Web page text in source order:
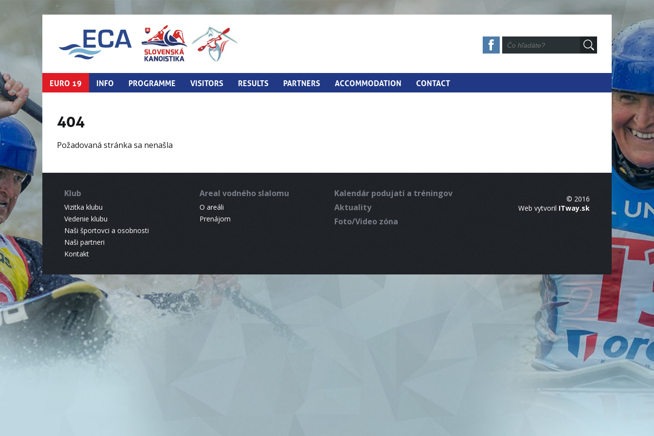
EURO 19 INFO PROGRAMME VISITORS RESULTS PARTNERS ACCOMMODATION CONTACT
404
Požadovaná stránka sa nenašla
Klub
Vizitka klubu
Vedenie klubu
Naši športovci a osobnosti
Naši partneri
Kontakt
Areal vodného slalomu
O areáli
Prenájom
Kalendár podujatí a tréningov
Aktuality
Foto/Video zóna
© 2016
Web vytvoril ITway.sk